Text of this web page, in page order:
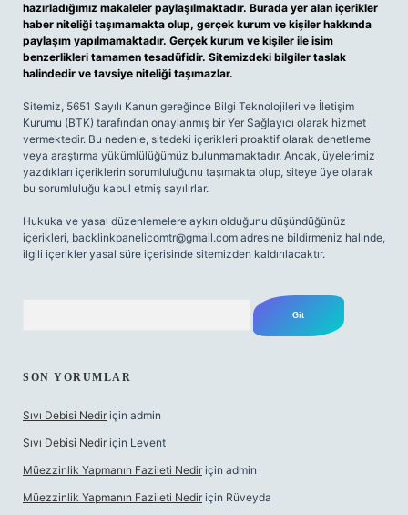
hazırladığımız makaleler paylaşılmaktadır. Burada yer alan içerikler
haber niteliği taşımamakta olup, gerçek kurum ve kişiler hakkında
paylaşım yapılmamaktadır. Gerçek kurum ve kişiler ile isim
benzerlikleri tamamen tesadüfidir. Sitemizdeki bilgiler taslak
halindedir ve tavsiye niteliği taşımazlar.
Sitemiz, 5651 Sayılı Kanun gereğince Bilgi Teknolojileri ve İletişim
Kurumu (BTK) tarafından onaylanmış bir Yer Sağlayıcı olarak hizmet
vermektedir. Bu nedenle, sitedeki içerikleri proaktif olarak denetleme
veya araştırma yükümlülüğümüz bulunmamaktadır. Ancak, üyelerimiz
yazdıkları içeriklerin sorumluluğunu taşımakta olup, siteye üye olarak
bu sorumluluğu kabul etmiş sayılırlar.
Hukuka ve yasal düzenlemelere aykırı olduğunu düşündüğünüz
içerikleri, backlinkpanelicomtr@gmail.com adresine bildirmeniz halinde,
ilgili içerikler yasal süre içerisinde sitemizden kaldırılacaktır.
SON YORUMLAR
Sıvı Debisi Nedir için admin
Sıvı Debisi Nedir için Levent
Müezzinlik Yapmanın Fazileti Nedir için admin
Müezzinlik Yapmanın Fazileti Nedir için Rüveyda